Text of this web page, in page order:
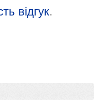
відгук.